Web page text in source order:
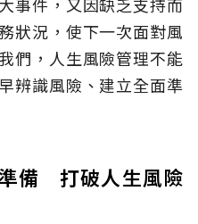
狀況，使下一次面對風
們，人生風險管理不能
辨識風險、建立全面準
備 打破人生風險